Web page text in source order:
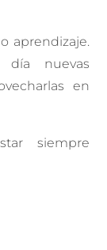
aprendizaje.
día nuevas
en
siempre